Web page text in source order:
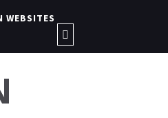
WEBSITES